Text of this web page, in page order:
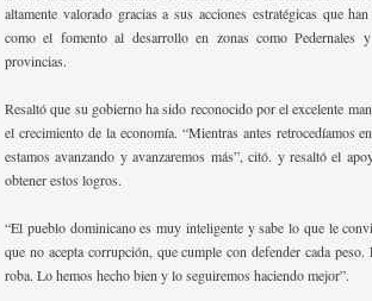
altamente valorado gracias a sus acciones estratégicas que
como el fomento al desarrollo en zonas como Pedernales
provincias.
Resaltó que su gobierno ha sido reconocido por el excelente
el crecimiento de la economía. “Mientras antes retrocedíamos
estamos avanzando y avanzaremos más”, citó. y resaltó el
obtener estos logros.
“El pueblo dominicano es muy inteligente y sabe lo que le
que no acepta corrupción, que cumple con defender cada
roba. Lo hemos hecho bien y lo seguiremos haciendo mejor”.